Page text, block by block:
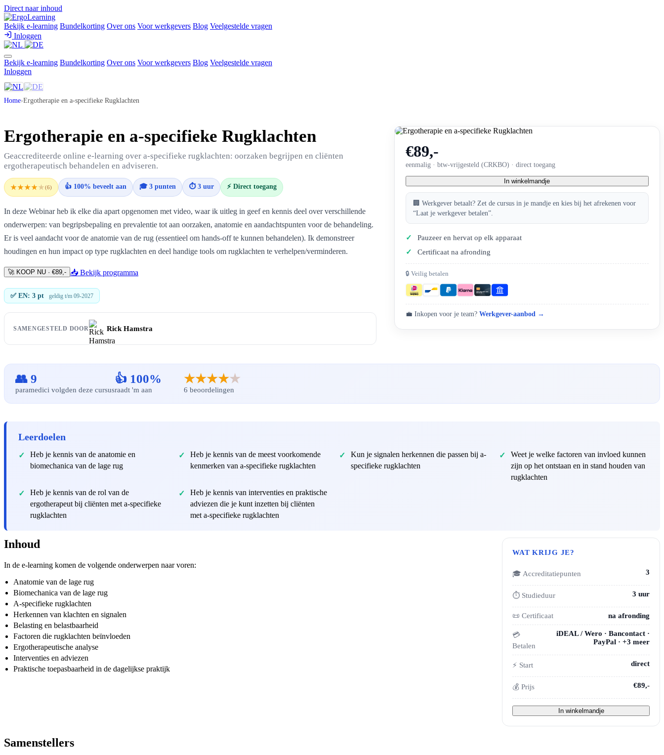
Direct naar inhoud
Bekijk e-learning Bundelkorting Over ons Voor werkgevers Blog Veelgestelde vragen
Inloggen
Bekijk e-learning Bundelkorting Over ons Voor werkgevers Blog Veelgestelde vragen
Inloggen
Home›Ergotherapie en a-specifieke Rugklachten
Ergotherapie en a-specifieke Rugklachten
Geaccrediteerde online e-learning over a-specifieke rugklachten: oorzaken begrijpen en cliënten
ergotherapeutisch behandelen en adviseren.
★★★★★(6) 👍 100% beveelt aan 🎓 3 punten ⏱ 3 uur ⚡ Direct toegang
In deze Webinar heb ik elke dia apart opgenomen met video, waar ik uitleg in geef en kennis deel over verschillende
onderwerpen: van begripsbepaling en prevalentie tot aan oorzaken, anatomie en aandachtspunten voor de behandeling.
Er is veel aandacht voor de anatomie van de rug (essentieel om hands-off te kunnen behandelen). Ik demonstreer
houdingen en hun impact op type rugklachten en deel handige tools om rugklachten te verhelpen/verminderen.
🚀 KOOP NU · €89,- 📥 Bekijk programma
✅ EN: 3 pt geldig t/m 09-2027
SAMENGESTELD DOOR Rick Hamstra
€89,-
eenmalig · btw-vrijgesteld (CRKBO) · direct toegang
In winkelmandje
🏢 Werkgever betaalt? Zet de cursus in je mandje en kies bij het afrekenen voor
“Laat je werkgever betalen”.
Pauzeer en hervat op elk apparaat
Certificaat na afronding
🔒 Veilig betalen
💼 Inkopen voor je team? Werkgever-aanbod →
👥 9
paramedici volgden deze cursus
👍 100%
raadt 'm aan
★★★★★
6 beoordelingen
Leerdoelen
Heb je kennis van de anatomie en
biomechanica van de lage rug
Heb je kennis van de meest voorkomende
kenmerken van a-specifieke rugklachten
Kun je signalen herkennen die passen bij a-
specifieke rugklachten
Weet je welke factoren van invloed kunnen
zijn op het ontstaan en in stand houden van
rugklachten
Heb je kennis van de rol van de
ergotherapeut bij cliënten met a-specifieke
rugklachten
Heb je kennis van interventies en praktische
adviezen die je kunt inzetten bij cliënten
met a-specifieke rugklachten
Inhoud
In de e-learning komen de volgende onderwerpen naar voren:
Anatomie van de lage rug
Biomechanica van de lage rug
A-specifieke rugklachten
Herkennen van klachten en signalen
Belasting en belastbaarheid
Factoren die rugklachten beïnvloeden
Ergotherapeutische analyse
Interventies en adviezen
Praktische toepasbaarheid in de dagelijkse praktijk
WAT KRIJG JE?
🎓 Accreditatiepunten 3
⏱ Studieduur 3 uur
📜 Certificaat na afronding
💳
Betalen
iDEAL / Wero · Bancontact ·
PayPal · +3 meer
⚡ Start direct
💰 Prijs €89,-
In winkelmandje
Samenstellers